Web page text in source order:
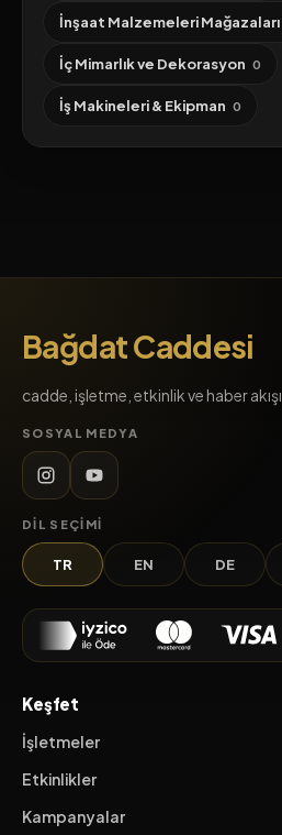
İnşaat Malzemeleri Mağazaları
İç Mimarlık ve Dekorasyon 0
İş Makineleri & Ekipman 0
Bağdat Caddesi
cadde, işletme, etkinlik ve haber akışı
SOSYAL MEDYA
DIL SEÇIMI
TR EN DE
Keşfet
İşletmeler
Etkinlikler
Kampanyalar